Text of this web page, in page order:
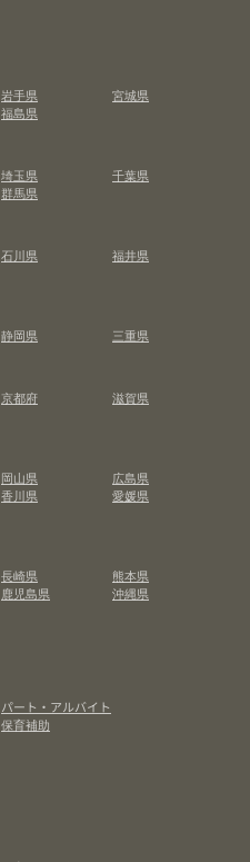
岩手県
宮城県
福島県
埼玉県
千葉県
群馬県
石川県
福井県
静岡県
三重県
京都府
滋賀県
岡山県
広島県
香川県
愛媛県
長崎県
熊本県
鹿児島県 沖縄県
パート・アルバイト
保育補助